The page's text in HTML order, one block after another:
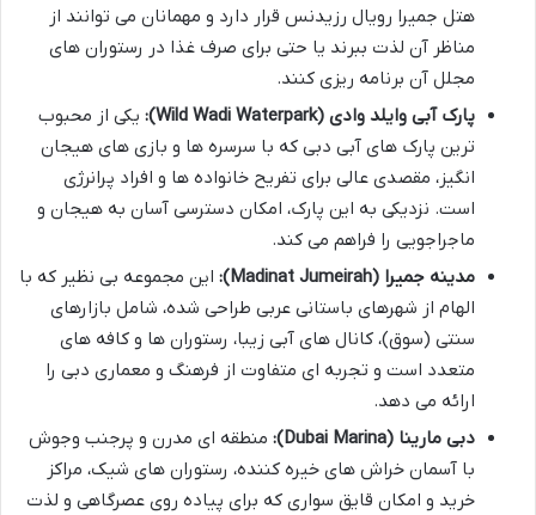
هتل جمیرا رویال رزیدنس قرار دارد و مهمانان می توانند از
مناظر آن لذت ببرند یا حتی برای صرف غذا در رستوران های
مجلل آن برنامه ریزی کنند.
پارک آبی وایلد وادی (Wild Wadi Waterpark):
یکی از محبوب
ترین پارک های آبی دبی که با سرسره ها و بازی های هیجان
انگیز، مقصدی عالی برای تفریح خانواده ها و افراد پرانرژی
است. نزدیکی به این پارک، امکان دسترسی آسان به هیجان و
ماجراجویی را فراهم می کند.
مدینه جمیرا (Madinat Jumeirah):
این مجموعه بی نظیر که با
الهام از شهرهای باستانی عربی طراحی شده، شامل بازارهای
سنتی (سوق)، کانال های آبی زیبا، رستوران ها و کافه های
متعدد است و تجربه ای متفاوت از فرهنگ و معماری دبی را
ارائه می دهد.
دبی مارینا (Dubai Marina):
منطقه ای مدرن و پرجنب وجوش
با آسمان خراش های خیره کننده، رستوران های شیک، مراکز
خرید و امکان قایق سواری که برای پیاده روی عصرگاهی و لذت